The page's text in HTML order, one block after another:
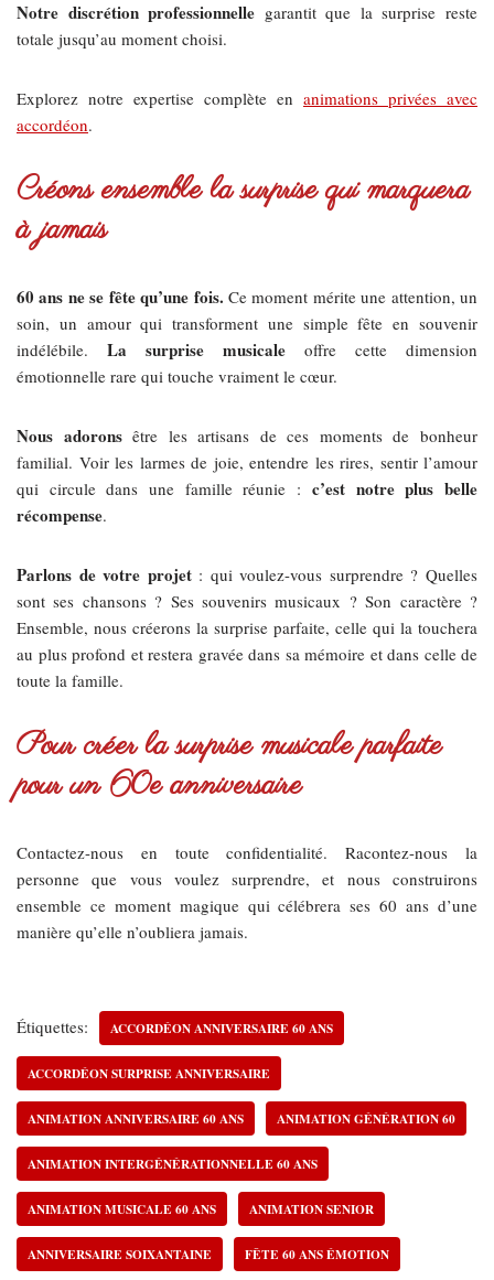
Notre discrétion professionnelle garantit que la surprise reste
totale jusqu’au moment choisi.
Explorez notre expertise complète en animations privées avec
accordéon.
Créons ensemble la surprise qui marquera
à jamais
60 ans ne se fête qu’une fois. Ce moment mérite une attention, un
soin, un amour qui transforment une simple fête en souvenir
indélébile. La surprise musicale offre cette dimension
émotionnelle rare qui touche vraiment le cœur.
Nous adoronsêtre les artisans de ces moments de bonheur
familial. Voir les larmes de joie, entendre les rires, sentir l’amour
qui circule dans une famille réunie : c’est notre plus belle
récompense.
Parlons de votre projet: qui voulez-vous surprendre ? Quelles
sont ses chansons ? Ses souvenirs musicaux ? Son caractère ?
Ensemble, nous créerons la surprise parfaite, celle qui la touchera
au plus profond et restera gravée dans sa mémoire et dans celle de
toute la famille.
Pour créer la surprise musicale parfaite
pour un 60e anniversaire
Contactez-nous en toute confidentialité. Racontez-nous la
personne que vous voulez surprendre, et nous construirons
ensemble ce moment magique qui célébrera ses 60 ans d’une
manière qu’elle n’oubliera jamais.
Étiquettes: ACCORDÉON ANNIVERSAIRE 60 ANS
ACCORDÉON SURPRISE ANNIVERSAIRE
ANIMATION ANNIVERSAIRE 60 ANS ANIMATION GÉNÉRATION 60
ANIMATION INTERGÉNÉRATIONNELLE 60 ANS
ANIMATION MUSICALE 60 ANS ANIMATION SENIOR
ANNIVERSAIRE SOIXANTAINE FÊTE 60 ANS ÉMOTION